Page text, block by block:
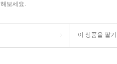
해보세요.
이 상품을 팔기